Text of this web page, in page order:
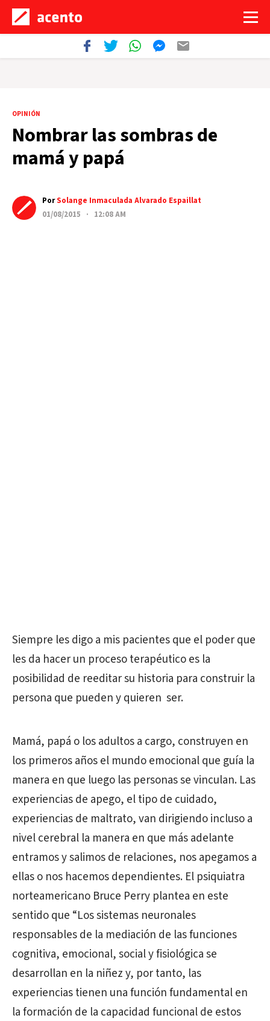
OPINIÓN
Nombrar las sombras de
mamá y papá
PorSolange Inmaculada Alvarado Espaillat
01/08/2015 · 12:08 AM
Siempre les digo a mis pacientes que el poder que
les da hacer un proceso terapéutico es la
posibilidad de reeditar su historia para construir la
persona que pueden y quieren ser.
Mamá, papá o los adultos a cargo, construyen en
los primeros años el mundo emocional que guía la
manera en que luego las personas se vinculan. Las
experiencias de apego, el tipo de cuidado,
experiencias de maltrato, van dirigiendo incluso a
nivel cerebral la manera en que más adelante
entramos y salimos de relaciones, nos apegamos a
ellas o nos hacemos dependientes. El psiquiatra
norteamericano Bruce Perry plantea en este
sentido que “Los sistemas neuronales
responsables de la mediación de las funciones
cognitiva, emocional, social y fisiológica se
desarrollan en la niñez y, por tanto, las
experiencias tienen una función fundamental en
la formación de la capacidad funcional de estos